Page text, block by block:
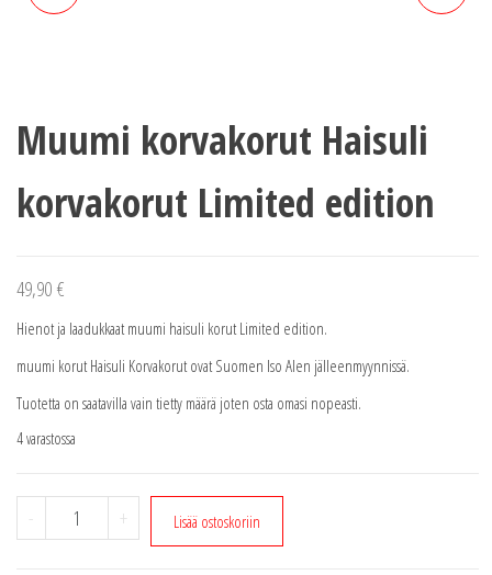
Muumi korvakorut Haisuli
korvakorut Limited edition
49,90 €
Hienot ja laadukkaat muumi haisuli korut Limited edition.
muumi korut Haisuli Korvakorut ovat Suomen Iso Alen jälleenmyynnissä.
Tuotetta on saatavilla vain tietty määrä joten osta omasi nopeasti.
4 varastossa
-
Muumi
korvakorut
+ Lisää ostoskoriin